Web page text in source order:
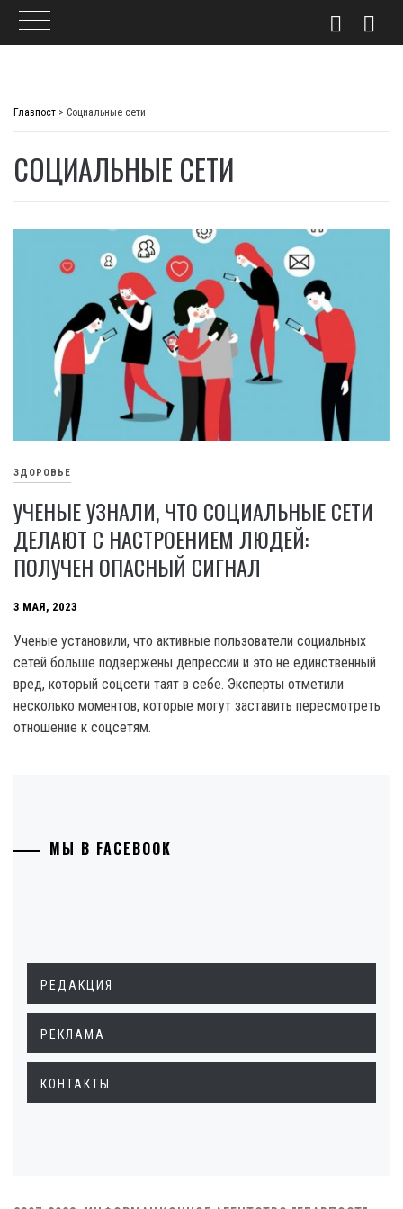
Главпост > Социальные сети
СОЦИАЛЬНЫЕ СЕТИ
ЗДОРОВЬЕ
УЧЕНЫЕ УЗНАЛИ, ЧТО СОЦИАЛЬНЫЕ СЕТИ
ДЕЛАЮТ С НАСТРОЕНИЕМ ЛЮДЕЙ:
ПОЛУЧЕН ОПАСНЫЙ СИГНАЛ
3 МАЯ, 2023
Ученые установили, что активные пользователи социальных
сетей больше подвержены депрессии и это не единственный
вред, который соцсети таят в себе. Эксперты отметили
несколько моментов, которые могут заставить пересмотреть
отношение к соцсетям.
МЫ В FACEBOOK
РЕДАКЦИЯ
РЕКЛАМА
КОНТАКТЫ